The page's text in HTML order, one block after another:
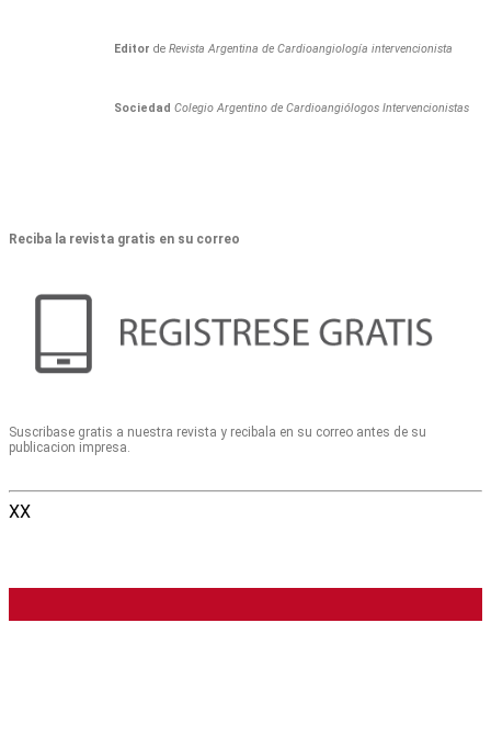
Editor de Revista Argentina de Cardioangiología intervencionista
Sociedad Colegio Argentino de Cardioangiólogos Intervencionistas
Reciba la revista gratis en su correo
Suscribase gratis a nuestra revista y recibala en su correo antes de su
publicacion impresa.
XX